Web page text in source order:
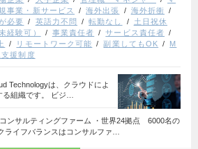
事業・新サービス 海外出張
海外折衝
必要 英語力不問 転勤なし
土日祝休
経験可） 事業責任者
サービス責任者
リモートワーク可能 副業してもOK
M
支援制度
Technologyは、クラウドによ
組織です。 ビジ…
コンサルティングファーム ・世界24拠点 6000名の
ライフバランスはコンサルファ…